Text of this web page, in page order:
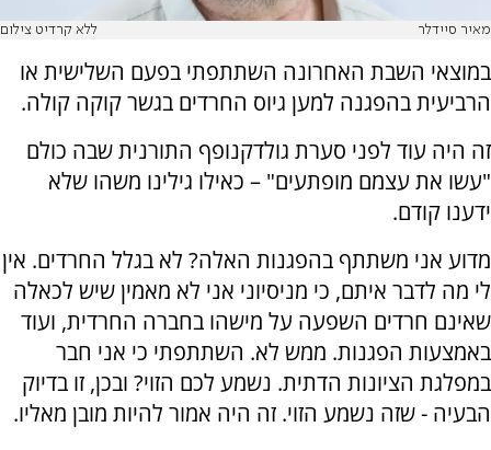
מאיר סיידלר ללא קרדיט צילום
במוצאי השבת האחרונה השתתפתי בפעם השלישית או
הרביעית בהפגנה למען גיוס החרדים בגשר קוקה קולה.
זה היה עוד לפני סערת גולדקנופף התורנית שבה כולם
"עשו את עצמם מופתעים" – כאילו גילינו משהו שלא
ידענו קודם.
מדוע אני משתתף בהפגנות האלה? לא בגלל החרדים. אין
לי מה לדבר איתם, כי מניסיוני אני לא מאמין שיש לכאלה
שאינם חרדים השפעה על מישהו בחברה החרדית, ועוד
באמצעות הפגנות. ממש לא. השתתפתי כי אני חבר
במפלגת הציונות הדתית. נשמע לכם הזוי? ובכן, זו בדיוק
הבעיה - שזה נשמע הזוי. זה היה אמור להיות מובן מאליו.